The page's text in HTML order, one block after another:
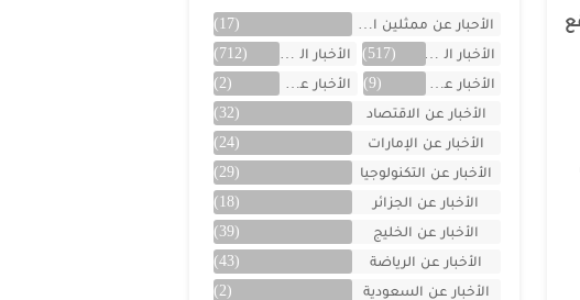
الموقع
الأحبار عن ممثلين الخليج
(17)
الأخبار العالمية
(517) الأخبار المتنوعة
(712)
الأخبار عن الأردن
(9) الأخبار عن الأفلام
(2)
الأخبار عن الاقتصاد
(32)
الأخبار عن الإمارات
(24)
الأخبار عن التكنولوجيا
(29)
الأخبار عن الجزائر
(18)
الأخبار عن الخليج
(39)
الأخبار عن الرياضة
(43)
الأخبار عن السعودية
(2)